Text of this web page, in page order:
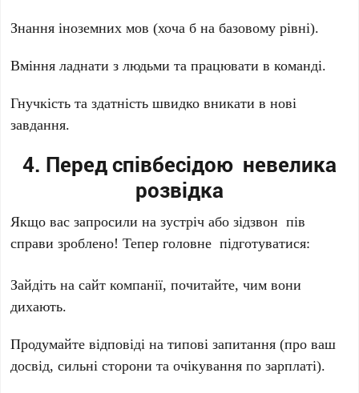
Знання іноземних мов (хоча б на базовому рівні).
Вміння ладнати з людьми та працювати в команді.
Гнучкість та здатність швидко вникати в нові
завдання.
4. Перед співбесідою невелика
розвідка
Якщо вас запросили на зустріч або зідзвон пів
справи зроблено! Тепер головне підготуватися:
Зайдіть на сайт компанії, почитайте, чим вони
дихають.
Продумайте відповіді на типові запитання (про ваш
досвід, сильні сторони та очікування по зарплаті).